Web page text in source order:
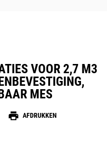
VOOR 2,7 M3
MES
print AFDRUKKEN